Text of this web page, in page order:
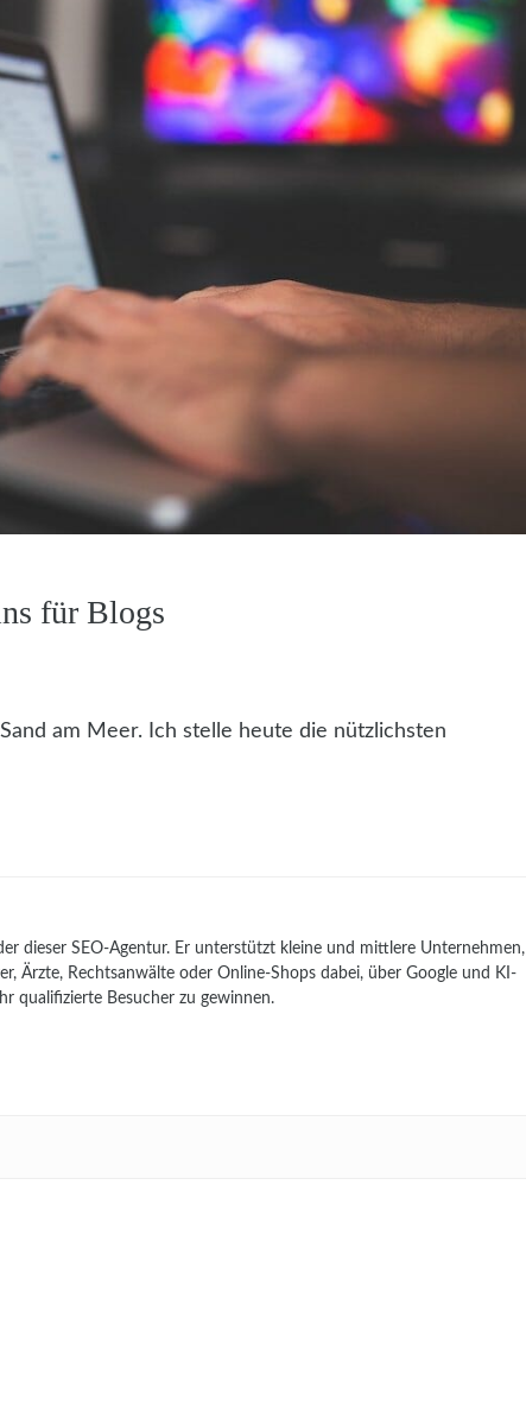
für Blogs
am Meer. Ich stelle heute die nützlichsten
dieser SEO-Agentur. Er unterstützt kleine und mittlere Unternehmen,
Ärzte, Rechtsanwälte oder Online-Shops dabei, über Google und KI-
qualifizierte Besucher zu gewinnen.